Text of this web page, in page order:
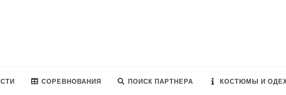
СОРЕВНОВАНИЯ ПОИСК ПАРТНЕРА КОСТЮМЫ И